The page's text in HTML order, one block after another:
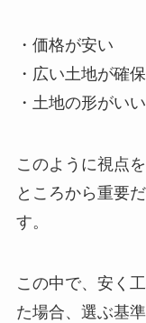
・価格が安い
・広い土地が確
・土地の形がいい
このように視点
ところから重要
す。
この中で、安く
た場合、選ぶ基